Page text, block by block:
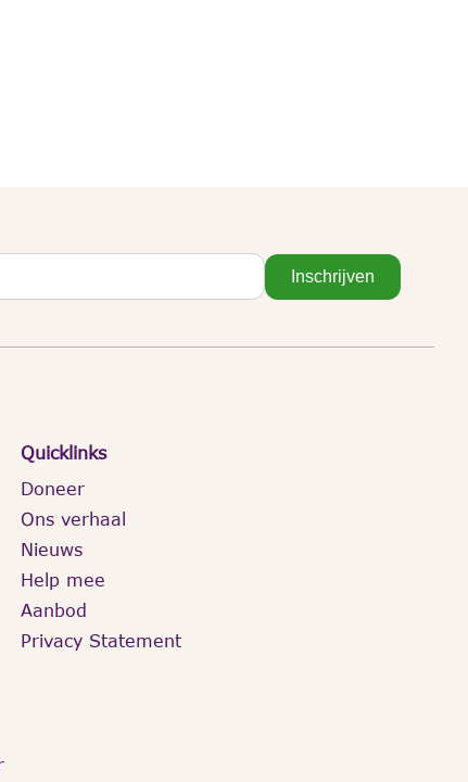
Inschrijven
Quicklinks
Doneer
Ons verhaal
Nieuws
Help mee
Aanbod
Privacy Statement